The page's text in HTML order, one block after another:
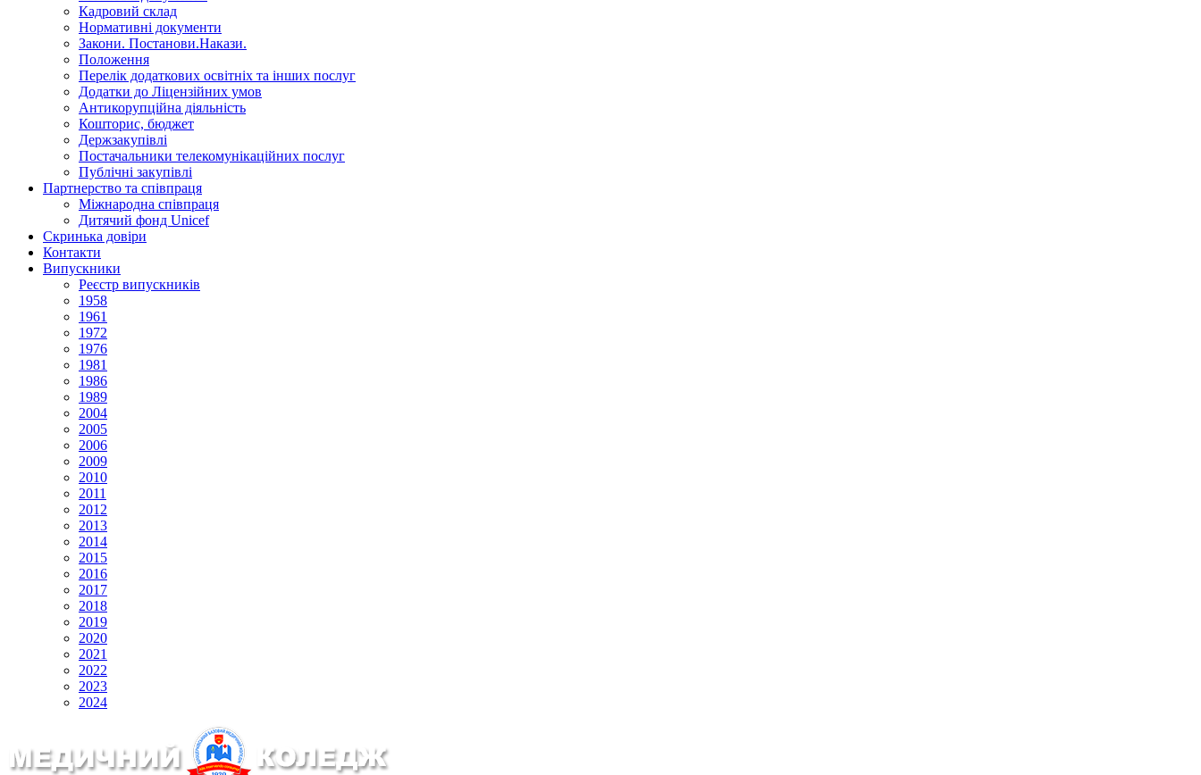
Кадровий склад
Нормативнi документи
Закони. Постанови.Накази.
Положення
Перелік додаткових освітніх та інших послуг
Додатки до Ліцензійних умов
Антикорупційна діяльність
Кошторис, бюджет
Держзакупiвлi
Постачальники телекомунікаційних послуг
Публічні закупівлі
Партнерство та співпраця
Міжнародна співпраця
Дитячий фонд Unicef
Скринька довіри
Контакти
Випускники
Реєстр випускників
1958
1961
1972
1976
1981
1986
1989
2004
2005
2006
2009
2010
2011
2012
2013
2014
2015
2016
2017
2018
2019
2020
2021
2022
2023
2024